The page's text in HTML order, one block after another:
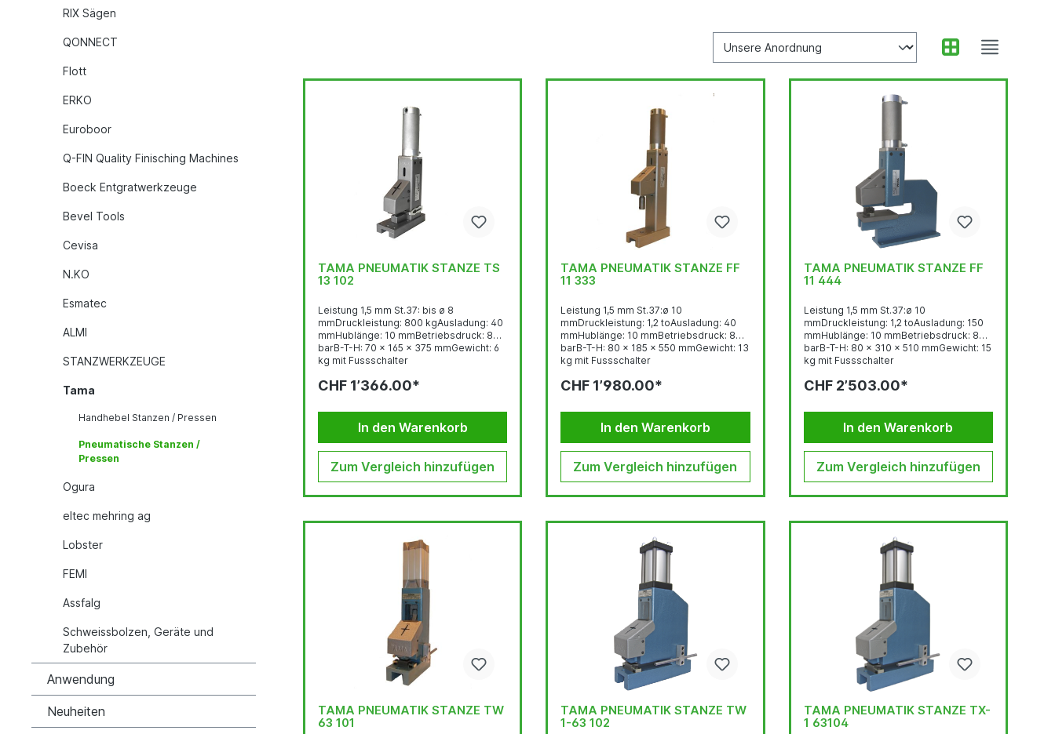
RIX Sägen
QONNECT
Flott
ERKO
Euroboor
Q-FIN Quality Finisching Machines
Boeck Entgratwerkzeuge
Bevel Tools
Cevisa
N.KO
Esmatec
ALMI
STANZWERKZEUGE
Tama
Handhebel Stanzen / Pressen
Pneumatische Stanzen /
Pressen
Ogura
eltec mehring ag
Lobster
FEMI
Assfalg
Schweissbolzen, Geräte und
Zubehör
Anwendung
Neuheiten
TAMA PNEUMATIK STANZE TS
13 102
Leistung 1,5 mm St.37: bis ø 8
mmDruckleistung: 800 kgAusladung: 40
mmHublänge: 10 mmBetriebsdruck: 8
barB-T-H: 70 x 165 x 375 mmGewicht: 6
kg mit Fussschalter
CHF 1’366.00*
In den Warenkorb
Zum Vergleich hinzufügen
TAMA PNEUMATIK STANZE FF
11 333
Leistung 1,5 mm St.37:ø 10
mmDruckleistung: 1,2 toAusladung: 40
mmHublänge: 10 mmBetriebsdruck: 8
barB-T-H: 80 x 185 x 550 mmGewicht: 13
kg mit Fussschalter
CHF 1’980.00*
In den Warenkorb
Zum Vergleich hinzufügen
TAMA PNEUMATIK STANZE FF
11 444
Leistung 1,5 mm St.37:ø 10
mmDruckleistung: 1,2 toAusladung: 150
mmHublänge: 10 mmBetriebsdruck: 8
barB-T-H: 80 x 310 x 510 mmGewicht: 15
kg mit Fussschalter
CHF 2’503.00*
In den Warenkorb
Zum Vergleich hinzufügen
TAMA PNEUMATIK STANZE TW
63 101
TAMA PNEUMATIK STANZE TW
1-63 102
TAMA PNEUMATIK STANZE TX-
1 63104